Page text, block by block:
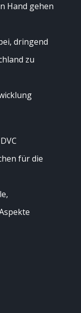
Hand gehen
dringend
zu
für die